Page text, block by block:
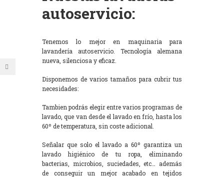
autoservicio:
Tenemos lo mejor en maquinaria para
lavandería autoservicio. Tecnología alemana
nueva, silenciosa y eficaz.
Disponemos de varios tamaños para cubrir tus
necesidades:
Tambien podrás elegir entre varios programas de
lavado, que van desde el lavado en frío, hasta los
60º de temperatura, sin coste adicional.
Señalar que solo el lavado a 60º garantiza un
lavado higiénico de tu ropa, eliminando
bacterias, microbios, suciedades, etc… además
de conseguir un mejor acabado en tejidos